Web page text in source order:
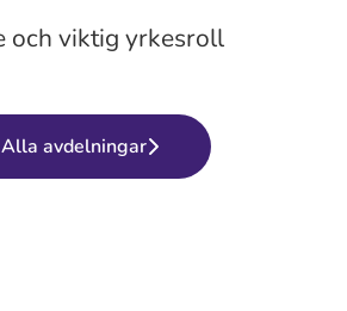
En tongivande och viktig yrkesroll
Alla avdelningar